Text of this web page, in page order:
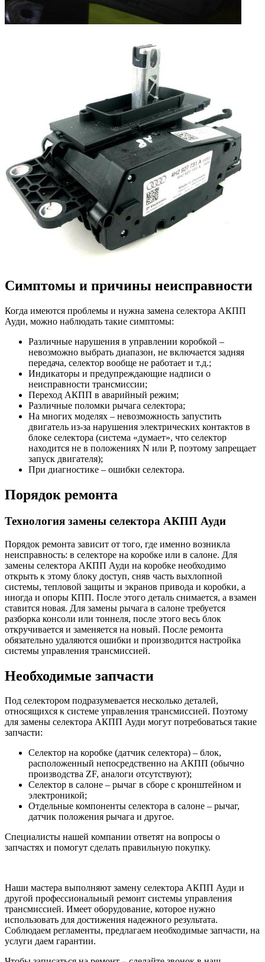
Симптомы и причины неисправности
Когда имеются проблемы и нужна замена селектора АКПП
Ауди, можно наблюдать такие симптомы:
Различные нарушения в управлении коробкой –
невозможно выбрать диапазон, не включается задняя
передача, селектор вообще не работает и т.д.;
Индикаторы и предупреждающие надписи о
неисправности трансмиссии;
Переход АКПП в аварийный режим;
Различные поломки рычага селектора;
На многих моделях – невозможность запустить
двигатель из-за нарушения электрических контактов в
блоке селектора (система «думает», что селектор
находится не в положениях N или P, поэтому запрещает
запуск двигателя);
При диагностике – ошибки селектора.
Порядок ремонта
Технология замены селектора АКПП Ауди
Порядок ремонта зависит от того, где именно возникла
неисправность: в селекторе на коробке или в салоне. Для
замены селектора АКПП Ауди на коробке необходимо
открыть к этому блоку доступ, сняв часть выхлопной
системы, тепловой защиты и экранов привода и коробки, а
иногда и опоры КПП. После этого деталь снимается, а взамен
ставится новая. Для замены рычага в салоне требуется
разборка консоли или тоннеля, после этого весь блок
откручивается и заменяется на новый. После ремонта
обязательно удаляются ошибки и производится настройка
системы управления трансмиссией.
Необходимые запчасти
Под селектором подразумевается несколько деталей,
относящихся к системе управления трансмиссией. Поэтому
для замены селектора АКПП Ауди могут потребоваться такие
запчасти:
Селектор на коробке (датчик селектора) – блок,
расположенный непосредственно на АКПП (обычно
производства ZF, аналоги отсутствуют);
Селектор в салоне – рычаг в сборе с кронштейном и
электроникой;
Отдельные компоненты селектора в салоне – рычаг,
датчик положения рычага и другое.
Специалисты нашей компании ответят на вопросы о
запчастях и помогут сделать правильную покупку.
Наши мастера выполняют замену селектора АКПП Ауди и
другой профессиональный ремонт системы управления
трансмиссией. Имеет оборудование, которое нужно
использовать для достижения надежного результата.
Соблюдаем регламенты, предлагаем необходимые запчасти, на
услуги даем гарантии.